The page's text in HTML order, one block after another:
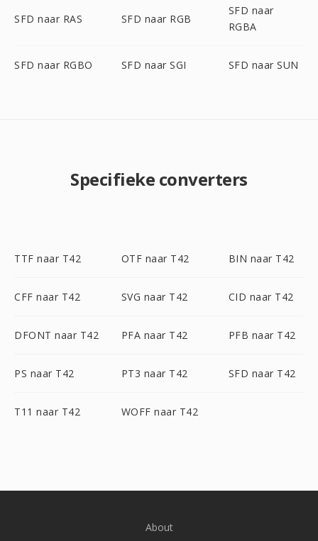
SFD naar RAS SFD naar RGB
SFD naar
RGBA
SFD naar RGBO SFD naar SGI SFD naar SUN
Specifieke converters
TTF naar T42 OTF naar T42 BIN naar T42
CFF naar T42 SVG naar T42 CID naar T42
DFONT naar T42 PFA naar T42 PFB naar T42
PS naar T42 PT3 naar T42 SFD naar T42
T11 naar T42 WOFF naar T42
About